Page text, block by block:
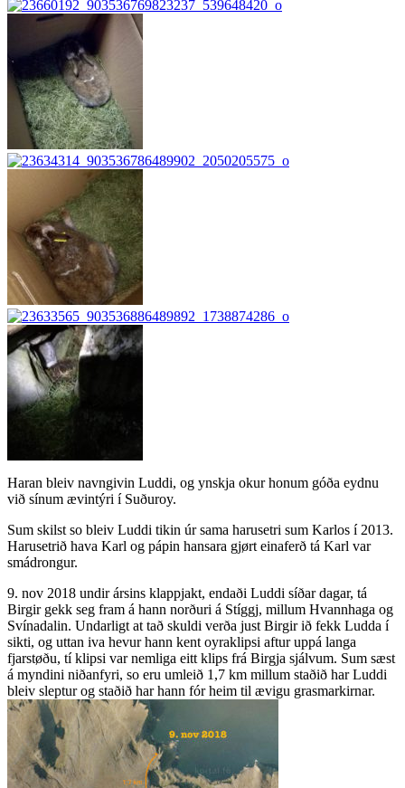
Haran bleiv navngivin Luddi, og ynskja okur honum góða eydnu
við sínum ævintýri í Suðuroy.
Sum skilst so bleiv Luddi tikin úr sama harusetri sum Karlos í 2013.
Harusetrið hava Karl og pápin hansara gjørt einaferð tá Karl var
smádrongur.
9. nov 2018 undir ársins klappjakt, endaði Luddi síðar dagar, tá
Birgir gekk seg fram á hann norðuri á Stíggj, millum Hvannhaga og
Svínadalin. Undarligt at tað skuldi verða just Birgir ið fekk Ludda í
sikti, og uttan iva hevur hann kent oyraklipsi aftur uppá langa
fjarstøðu, tí klipsi var nemliga eitt klips frá Birgja sjálvum. Sum sæst
á myndini niðanfyri, so eru umleið 1,7 km millum staðið har Luddi
bleiv sleptur og staðið har hann fór heim til ævigu grasmarkirnar.